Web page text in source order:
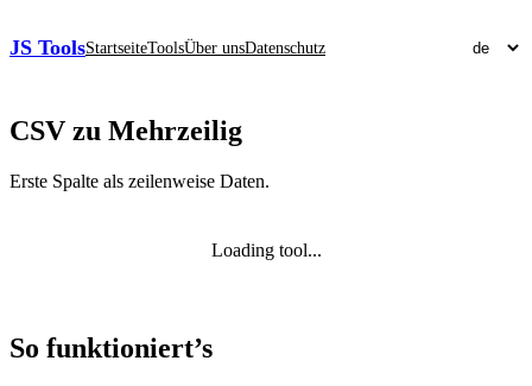
JS ToolsStartseiteToolsÜber unsDatenschutz
CSV zu Mehrzeilig
Erste Spalte als zeilenweise Daten.
Loading tool...
So funktioniert’s